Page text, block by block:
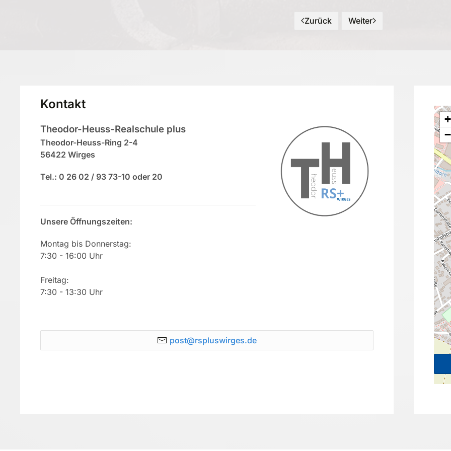
Zurück Weiter
Kontakt
Theodor-Heuss-Realschule plus
Theodor-Heuss-Ring 2-4
56422 Wirges
Tel.: 0 26 02 / 93 73-10 oder 20
Unsere Öffnungszeiten:
Montag bis Donnerstag:
7:30 - 16:00 Uhr
Freitag:
7:30 - 13:30 Uhr
post@rspluswirges.de
+
−